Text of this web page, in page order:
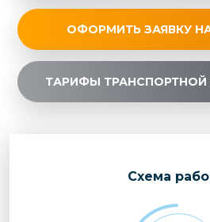
ОФОРМИТЬ ЗАЯВКУ
ТАРИФЫ
Cхема